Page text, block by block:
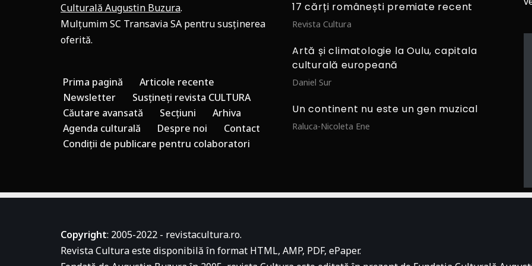
Culturală Augustin Buzura.
Mulțumim SC Transavia SA pentru susținerea
oferită.
Prima pagină
Articole recente
Newsletter
Susțineți revista CULTURA
Căutare avansată
Secțiuni
Arhiva
Agenda culturală
Despre noi
Contact
Condiții de publicare pentru colaboratori
17 cărți românești premiate recent
Revista Cultura
Artă și climatologie la Oulu, capitala
culturală europeană
Daniel Sur
Un continent nu este un gen muzical
Raluca-Nicoleta Ene
Copyright: 2005-2022 - revistacultura.ro.
Revista Cultura este disponibilă în format HTML, AMP, PDF, ePaper.